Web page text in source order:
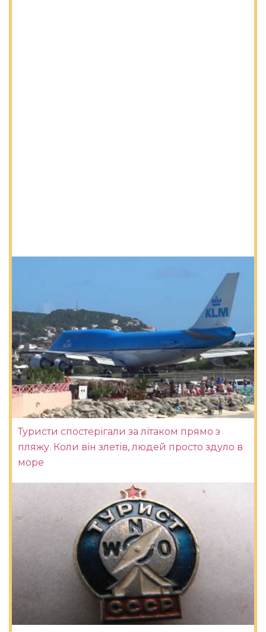
Туристи спостерігали за літаком прямо з
пляжу. Коли він злетів, людей просто здуло в
море